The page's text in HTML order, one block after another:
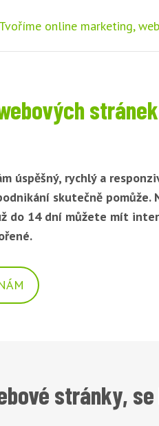
stránek
úspěšný, rychlý a
skutečně pomůže.
do 14 dní můžete mít
stránky,